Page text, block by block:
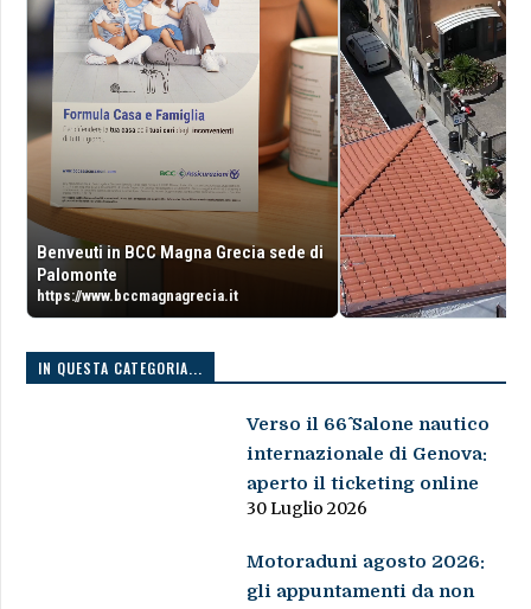
Benveuti in BCC Magna Grecia sede di
Palomonte
https://www.bccmagnagrecia.it
IN QUESTA CATEGORIA...
Verso il 66^ Salone nautico
internazionale di Genova:
aperto il ticketing online
30 Luglio 2026
Motoraduni agosto 2026:
gli appuntamenti da non